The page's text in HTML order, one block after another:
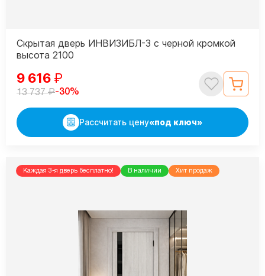
Скрытая дверь ИНВИЗИБЛ-3 с черной кромкой
высота 2100
9 616 ₽
13 737₽-30%
Рассчитать цену«под ключ»
Каждая 3-я дверь бесплатно! В наличии Хит продаж